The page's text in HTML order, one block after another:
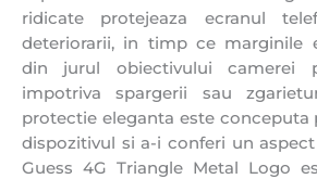
ridicate protejeaza ecranul
deteriorarii, in timp ce marginile
din jurul obiectivului camerei
impotriva spargerii sau
protectie eleganta este conceputa
dispozitivul si a-i conferi un
Guess 4G Triangle Metal Logo